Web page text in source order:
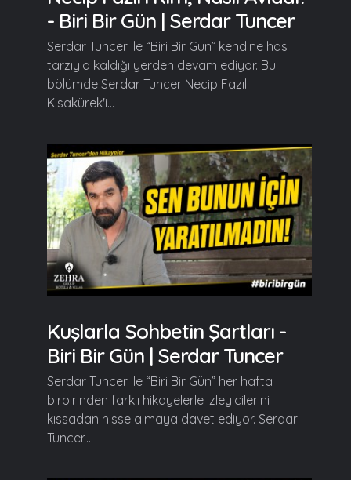
- Biri Bir Gün | Serdar Tuncer
Serdar Tuncer ile “Biri Bir Gün” kendine has
tarzıyla kaldığı yerden devam ediyor. Bu
bölümde Serdar Tuncer Necip Fazıl
Kısakürek'i...
Kuşlarla Sohbetin Şartları -
Biri Bir Gün | Serdar Tuncer
Serdar Tuncer ile “Biri Bir Gün” her hafta
birbirinden farklı hikayelerle izleyicilerini
kıssadan hisse almaya davet ediyor. Serdar
Tuncer...